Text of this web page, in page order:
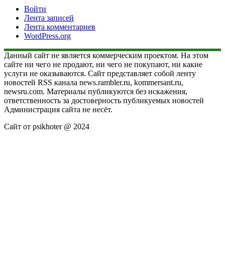
Войти
Лента записей
Лента комментариев
WordPress.org
Данный сайт не является коммерческим проектом. На этом
сайте ни чего не продают, ни чего не покупают, ни какие
услуги не оказываются. Сайт представляет собой ленту
новостей RSS канала news.rambler.ru, kommersant.ru,
newsru.com. Материалы публикуются без искажения,
ответственность за достоверность публикуемых новостей
Администрация сайта не несёт.
Сайт от psikhoter @ 2024